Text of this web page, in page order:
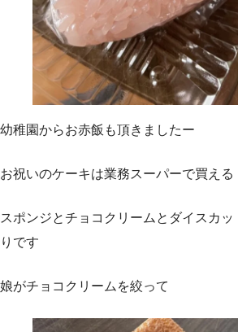
幼稚園からお赤飯も頂きましたー
お祝いのケーキは業務スーパーで買える
スポンジとチョコクリームとダイスカ
りです
娘がチョコクリームを絞って